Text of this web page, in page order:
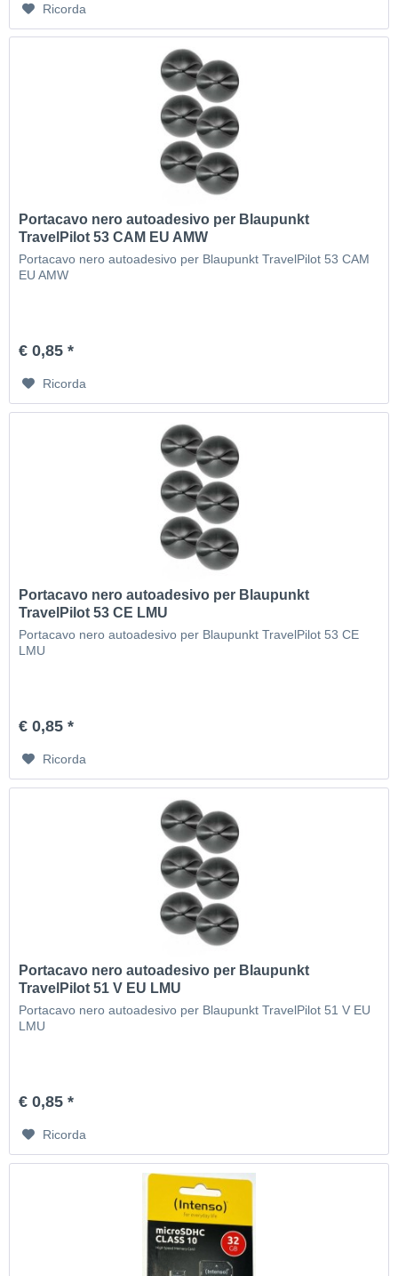
Ricorda
Portacavo nero autoadesivo per Blaupunkt
TravelPilot 53 CAM EU AMW
Portacavo nero autoadesivo per Blaupunkt TravelPilot 53 CAM
EU AMW
€ 0,85 *
Ricorda
Portacavo nero autoadesivo per Blaupunkt
TravelPilot 53 CE LMU
Portacavo nero autoadesivo per Blaupunkt TravelPilot 53 CE
LMU
€ 0,85 *
Ricorda
Portacavo nero autoadesivo per Blaupunkt
TravelPilot 51 V EU LMU
Portacavo nero autoadesivo per Blaupunkt TravelPilot 51 V EU
LMU
€ 0,85 *
Ricorda